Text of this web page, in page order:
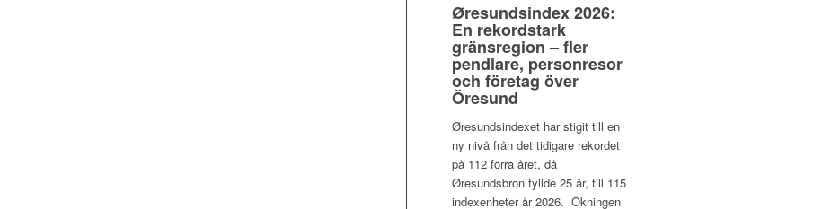
Øresundsindex 2026:
En rekordstark
gränsregion – fler
pendlare, personresor
och företag över
Öresund
Øresundsindexet har stigit till en
ny nivå från det tidigare rekordet
på 112 förra året, då
Øresundsbron fyllde 25 år, till 115
indexenheter år 2026. Ökningen